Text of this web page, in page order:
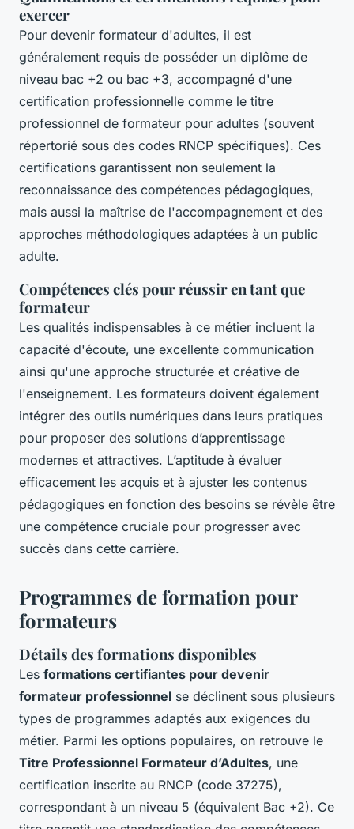
exercer
Pour devenir formateur d'adultes, il est
généralement requis de posséder un diplôme de
niveau bac +2 ou bac +3, accompagné d'une
certification professionnelle comme le titre
professionnel de formateur pour adultes (souvent
répertorié sous des codes RNCP spécifiques). Ces
certifications garantissent non seulement la
reconnaissance des compétences pédagogiques,
mais aussi la maîtrise de l'accompagnement et des
approches méthodologiques adaptées à un public
adulte.
Compétences clés pour réussir en tant que
formateur
Les qualités indispensables à ce métier incluent la
capacité d'écoute, une excellente communication
ainsi qu'une approche structurée et créative de
l'enseignement. Les formateurs doivent également
intégrer des outils numériques dans leurs pratiques
pour proposer des solutions d’apprentissage
modernes et attractives. L’aptitude à évaluer
efficacement les acquis et à ajuster les contenus
pédagogiques en fonction des besoins se révèle être
une compétence cruciale pour progresser avec
succès dans cette carrière.
Programmes de formation pour
formateurs
Détails des formations disponibles
Les formations certifiantes pour devenir
formateur professionnel se déclinent sous plusieurs
types de programmes adaptés aux exigences du
métier. Parmi les options populaires, on retrouve le
Titre Professionnel Formateur d’Adultes, une
certification inscrite au RNCP (code 37275),
correspondant à un niveau 5 (équivalent Bac +2). Ce